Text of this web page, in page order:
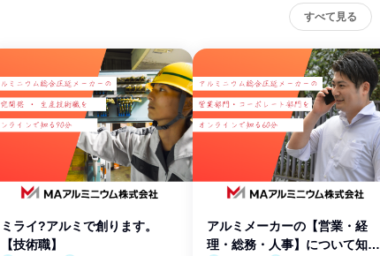
すべて見る
ミライ?アルミで創ります。
【技術職】
アルミメーカーの【営業・経
理・総務・人事】について知る